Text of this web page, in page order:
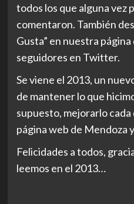
todos los que alguna vez
comentaron. También
Gusta” en nuestra
seguidores en Twitter.
Se viene el 2013, un
de mantener lo que
supuesto, mejorarlo
página web de Mendoza
Felicidades a todos,
leemos en el 2013…